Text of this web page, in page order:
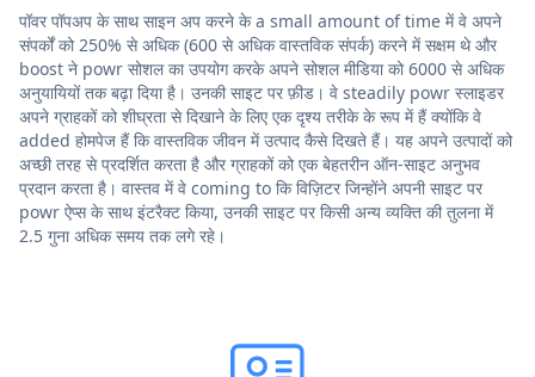
पॉवर पॉपअप के साथ साइन अप करने के a small amount of time में वे अपने
संपर्कों को 250% से अधिक (600 से अधिक वास्तविक संपर्क) करने में सक्षम थे और
boost ने powr सोशल का उपयोग करके अपने सोशल मीडिया को 6000 से अधिक
अनुयायियों तक बढ़ा दिया है। उनकी साइट पर फ़ीड। वे steadily powr स्लाइडर
अपने ग्राहकों को शीघ्रता से दिखाने के लिए एक दृश्य तरीके के रूप में हैं क्योंकि वे
added होमपेज हैं कि वास्तविक जीवन में उत्पाद कैसे दिखते हैं। यह अपने उत्पादों को
अच्छी तरह से प्रदर्शित करता है और ग्राहकों को एक बेहतरीन ऑन-साइट अनुभव
प्रदान करता है। वास्तव में वे coming to कि विज़िटर जिन्होंने अपनी साइट पर
powr ऐप्स के साथ इंटरैक्ट किया, उनकी साइट पर किसी अन्य व्यक्ति की तुलना में
2.5 गुना अधिक समय तक लगे रहे।